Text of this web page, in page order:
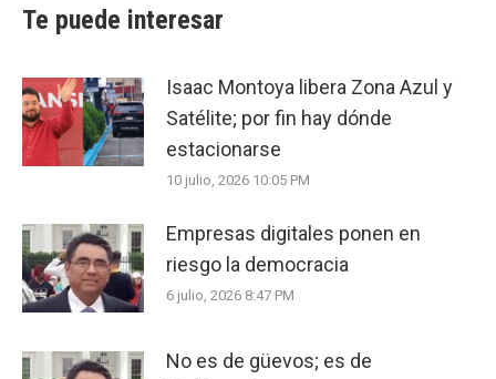
Te puede interesar
Isaac Montoya libera Zona Azul y
Satélite; por fin hay dónde
estacionarse
10 julio, 2026 10:05 PM
Empresas digitales ponen en
riesgo la democracia
6 julio, 2026 8:47 PM
No es de güevos; es de